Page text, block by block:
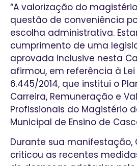
“A valorização do
questão de conveniência
escolha administrativa.
cumprimento de uma
aprovada inclusive nesta
afirmou, em referência à Lei
6.445/2014, que institui o
Carreira, Remuneração e
Profissionais do Magistério
Municipal de Ensino de
Durante sua manifestação,
criticou as recentes